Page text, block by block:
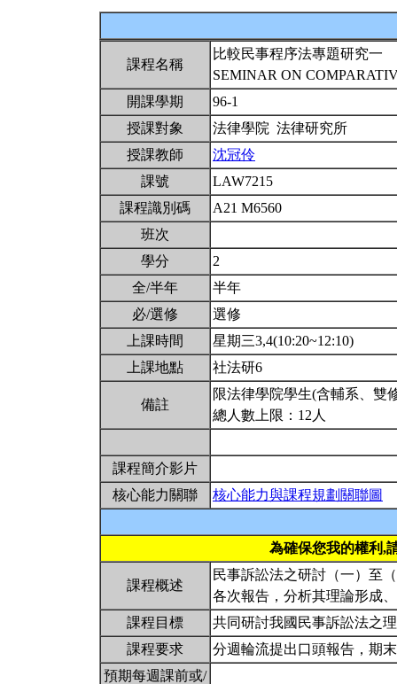
課程名稱
比較民事程序法專題研究一
SEMINAR ON
開課學期
96-1
授課對象
法律學院 法律研究所
授課教師
沈冠伶
課號
LAW7215
課程識別碼
A21 M6560
班次
學分
2
全/半年
半年
必/選修
選修
上課時間
星期三3,4(10:20~12:10)
上課地點
社法研6
備註
限法律學院學生(含輔系、雙
總人數上限：12人
課程簡介影片
核心能力關聯
核心能力與課程規劃關聯圖
為確保您我的權利,
課程概述
民事訴訟法之研討（一）至
各次報告，分析其理論形成
課程目標
共同研討我國民事訴訟法之
課程要求
分週輪流提出口頭報告，期
預期每週課前或/